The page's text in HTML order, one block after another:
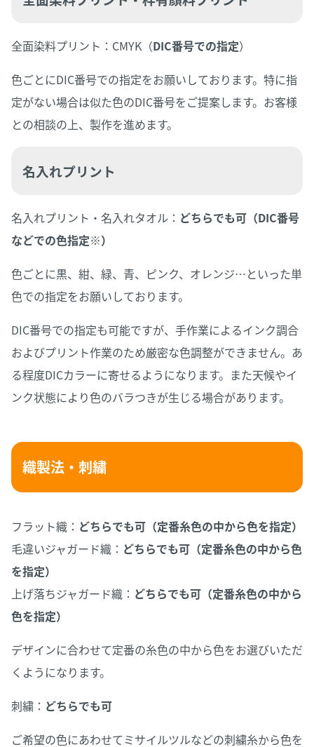
全面染料プリント：CMYK（DIC番号での指定）
色ごとにDIC番号での指定をお願いしております。特に指
定がない場合は似た色のDIC番号をご提案します。お客様
との相談の上、製作を進めます。
名入れプリント
名入れプリント・名入れタオル： どちらでも可（DIC番号
などでの色指定※）
色ごとに黒、紺、緑、青、ピンク、オレンジ…といった単
色での指定をお願いしております。
DIC番号での指定も可能ですが、手作業によるインク調合
およびプリント作業のため厳密な色調整ができません。あ
る程度DICカラーに寄せるようになります。また天候やイ
ンク状態により色のバラつきが生じる場合があります。
織製法・刺繍
フラット織： どちらでも可（定番糸色の中から色を指定）
毛違いジャガード織： どちらでも可（定番糸色の中から色
を指定）
上げ落ちジャガード織： どちらでも可（定番糸色の中から
色を指定）
デザインに合わせて定番の糸色の中から色をお選びいただ
くようになります。
刺繍： どちらでも可
ご希望の色にあわせてミサイルツルなどの刺繍糸から色を